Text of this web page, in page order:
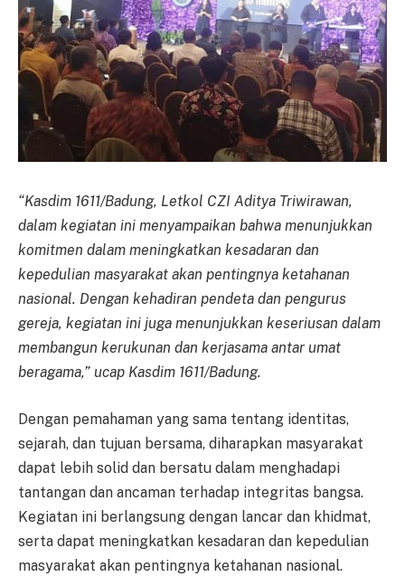
“Kasdim 1611/Badung, Letkol CZI Aditya Triwirawan,
dalam kegiatan ini menyampaikan bahwa menunjukkan
komitmen dalam meningkatkan kesadaran dan
kepedulian masyarakat akan pentingnya ketahanan
nasional. Dengan kehadiran pendeta dan pengurus
gereja, kegiatan ini juga menunjukkan keseriusan dalam
membangun kerukunan dan kerjasama antar umat
beragama,” ucap Kasdim 1611/Badung.
Dengan pemahaman yang sama tentang identitas,
sejarah, dan tujuan bersama, diharapkan masyarakat
dapat lebih solid dan bersatu dalam menghadapi
tantangan dan ancaman terhadap integritas bangsa.
Kegiatan ini berlangsung dengan lancar dan khidmat,
serta dapat meningkatkan kesadaran dan kepedulian
masyarakat akan pentingnya ketahanan nasional.